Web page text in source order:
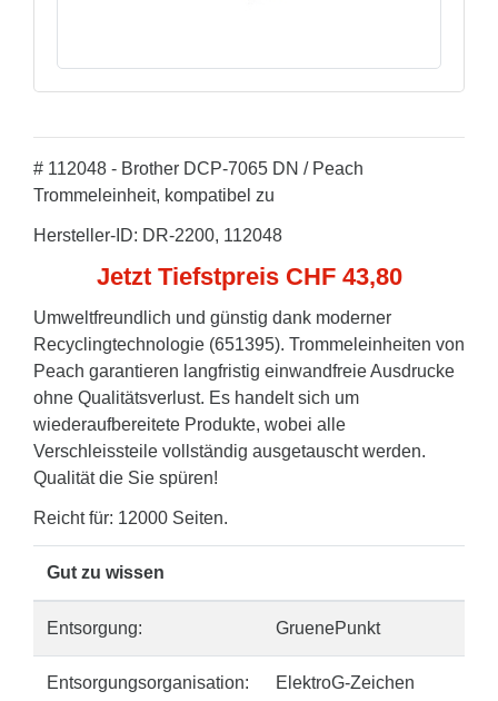
# 112048 - Brother DCP-7065 DN / Peach
Trommeleinheit, kompatibel zu
Hersteller-ID: DR-2200, 112048
Jetzt Tiefstpreis CHF 43,80
Umweltfreundlich und günstig dank moderner
Recyclingtechnologie (651395). Trommeleinheiten von
Peach garantieren langfristig einwandfreie Ausdrucke
ohne Qualitätsverlust. Es handelt sich um
wiederaufbereitete Produkte, wobei alle
Verschleissteile vollständig ausgetauscht werden.
Qualität die Sie spüren!
Reicht für: 12000 Seiten.
Gut zu wissen
Entsorgung: GruenePunkt
Entsorgungsorganisation: ElektroG-Zeichen